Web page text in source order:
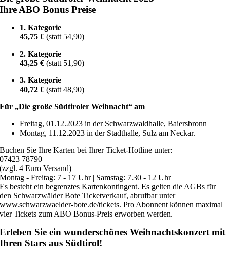
Ihre ABO Bonus Preise
1. Kategorie
45,75 € (statt 54,90)
2. Kategorie
43,25 € (statt 51,90)
3. Kategorie
40,72 € (statt 48,90)
Für „Die große Südtiroler Weihnacht“ am
Freitag, 01.12.2023 in der Schwarzwaldhalle, Baiersbronn
Montag, 11.12.2023 in der Stadthalle, Sulz am Neckar.
Buchen Sie Ihre Karten bei Ihrer Ticket-Hotline unter:
07423 78790
(zzgl. 4 Euro Versand)
Montag - Freitag: 7 - 17 Uhr | Samstag: 7.30 - 12 Uhr
Es besteht ein begrenztes Kartenkontingent. Es gelten die AGBs für
den Schwarzwälder Bote Ticketverkauf, abrufbar unter
www.schwarzwaelder-bote.de/tickets. Pro Abonnent können maximal
vier Tickets zum ABO Bonus-Preis erworben werden.
Erleben Sie ein wunderschönes Weihnachtskonzert mit
Ihren Stars aus Südtirol!